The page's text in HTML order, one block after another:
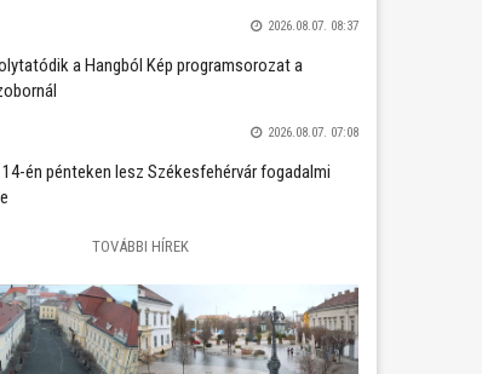
2026.08.07. 08:37
a Hangból Kép programsorozat a
2026.08.07. 07:08
én pénteken lesz Székesfehérvár fogadalmi
TOVÁBBI HÍREK